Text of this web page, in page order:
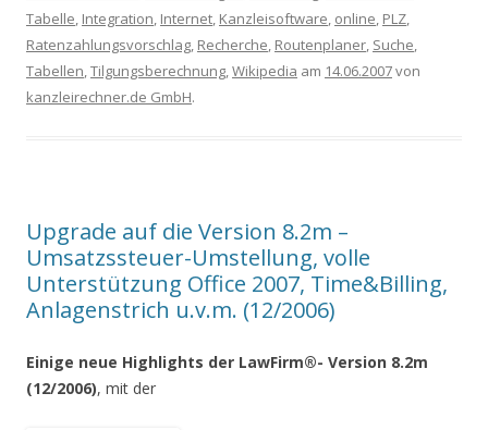
Tabelle, Integration, Internet, Kanzleisoftware, online, PLZ,
Ratenzahlungsvorschlag, Recherche, Routenplaner, Suche,
Tabellen,Tilgungsberechnung,Wikipedia am 14.06.2007von
kanzleirechner.de GmbH.
Upgrade auf die Version 8.2m –
Umsatzssteuer-Umstellung, volle
Unterstützung Office 2007, Time&Billing,
Anlagenstrich u.v.m. (12/2006)
Einige neue Highlights der LawFirm®- Version 8.2m
(12/2006), mit der